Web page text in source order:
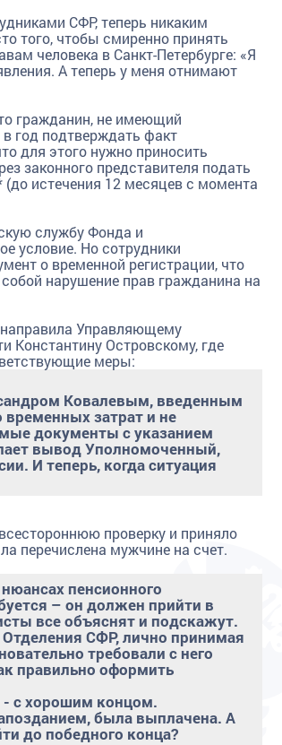
СФР, теперь никаким
того, чтобы смиренно принять
человека в Санкт-Петербурге: «Я
А теперь у меня отнимают
гражданин, не имеющий
год подтверждать факт
для этого нужно приносить
законного представителя подать
истечения 12 месяцев с момента
службу Фонда и
условие. Но сотрудники
о временной регистрации, что
нарушение прав гражданина на
направила Управляющему
Константину Островскому, где
меры:
Ковалевым, введенным
затрат и не
документы с указанием
вывод Уполномоченный,
И теперь, когда ситуация
проверку и приняло
перечислена мужчине на счет.
пенсионного
– он должен прийти в
все объяснят и подскажут.
СФР, лично принимая
требовали с него
правильно оформить
- с хорошим концом.
была выплачена. А
до победного конца?